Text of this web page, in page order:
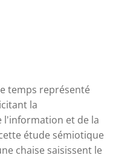
temps représenté
la
l'information et de la
étude sémiotique
chaise saisissent le